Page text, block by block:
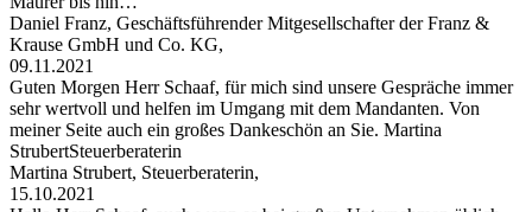
Daniel Franz, Geschäftsführender Mitgesellschafter der Franz &
Krause GmbH und Co. KG,
09.11.2021
Guten Morgen Herr Schaaf, für mich sind unsere Gespräche immer
sehr wertvoll und helfen im Umgang mit dem Mandanten. Von
meiner Seite auch ein großes Dankeschön an Sie. Martina
StrubertSteuerberaterin
Martina Strubert, Steuerberaterin,
15.10.2021